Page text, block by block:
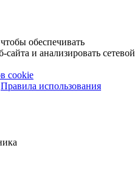
обеспечивать
и анализировать сетевой
cookie
Правила использования